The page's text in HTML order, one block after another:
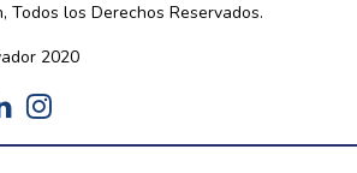
Todos los Derechos Reservados.
2020